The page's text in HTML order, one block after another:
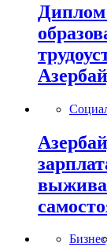
Диплом